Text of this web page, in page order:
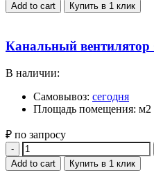
Add to cart Купить в 1 клик
Канальный вентилятор
В наличии:
Самовывоз: сегодня
Площадь помещения: м2
₽ по запросу
Quantity
Add to cart Купить в 1 клик